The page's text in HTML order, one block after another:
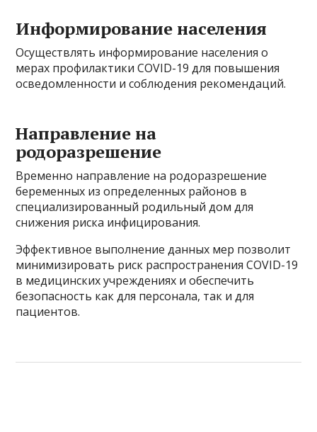
Информирование населения
Осуществлять информирование населения о
мерах профилактики COVID-19 для повышения
осведомленности и соблюдения рекомендаций.
Направление на
родоразрешение
Временно направление на родоразрешение
беременных из определенных районов в
специализированный родильный дом для
снижения риска инфицирования.
Эффективное выполнение данных мер позволит
минимизировать риск распространения COVID-19
в медицинских учреждениях и обеспечить
безопасность как для персонала, так и для
пациентов.